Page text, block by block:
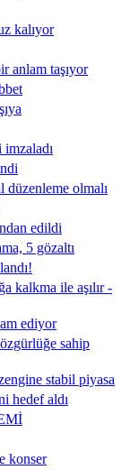
kalıyor
anlam taşıyor
düzenleme olmalı
edildi
5 gözaltı
kalkma ile aşılır -
ediyor
sahip
stabil piyasa
hedef aldı
konser